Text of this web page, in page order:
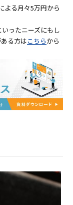
よる月々5万円から
ったニーズにもし
る方はこちらから